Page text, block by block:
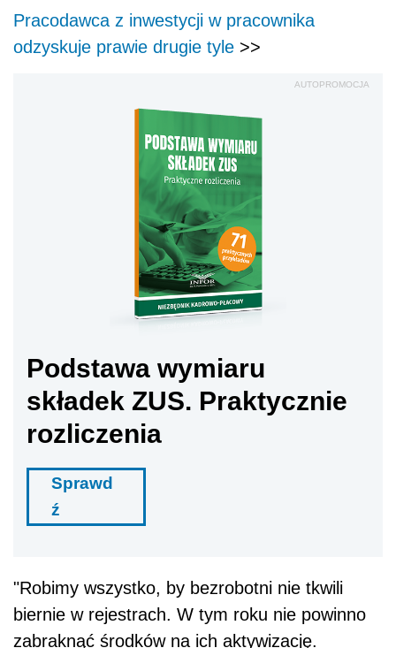
Pracodawca z inwestycji w pracownika
odzyskuje prawie drugie tyle >>
AUTOPROMOCJA
Podstawa wymiaru
składek ZUS. Praktycznie
rozliczenia
Sprawd
ź
"Robimy wszystko, by bezrobotni nie tkwili
biernie w rejestrach. W tym roku nie powinno
zabraknąć środków na ich aktywizację.